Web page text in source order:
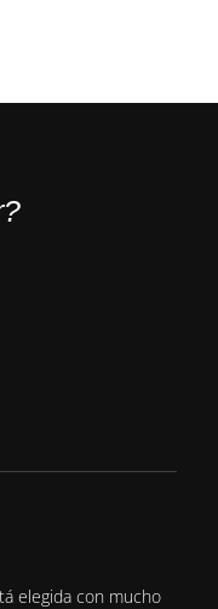
elegida con mucho